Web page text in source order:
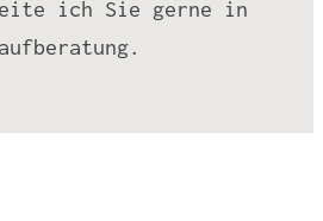
ich Sie gerne in